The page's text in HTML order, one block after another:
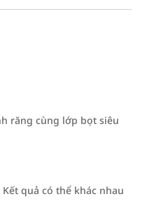
răng cùng lớp bọt siêu
quả có thể khác nhau